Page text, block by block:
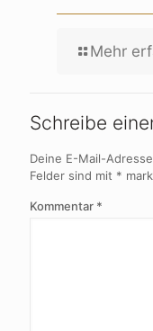
Mehr
Schreibe
Deine E-Mail-
Felder sind mit *
Kommentar *